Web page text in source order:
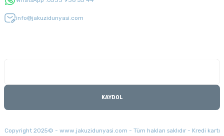
info@jakuzidunyasi.com
KAYDOL
Copyright 2025© - www.jakuzidunyasi.com - Tüm hakları saklıdır - Kredi kartı